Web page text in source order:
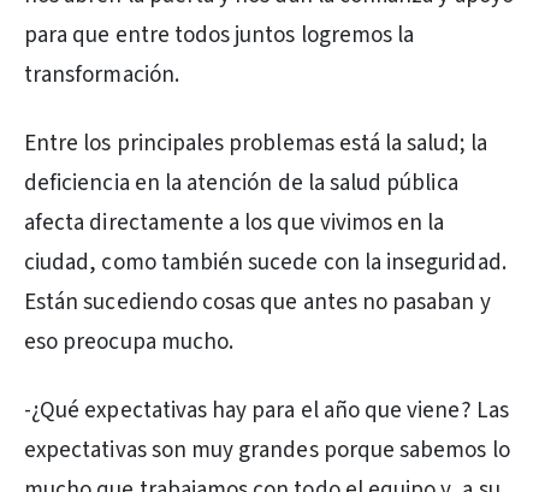
para que entre todos juntos logremos la
transformación.
Entre los principales problemas está la salud; la
deficiencia en la atención de la salud pública
afecta directamente a los que vivimos en la
ciudad, como también sucede con la inseguridad.
Están sucediendo cosas que antes no pasaban y
eso preocupa mucho.
-¿Qué expectativas hay para el año que viene? Las
expectativas son muy grandes porque sabemos lo